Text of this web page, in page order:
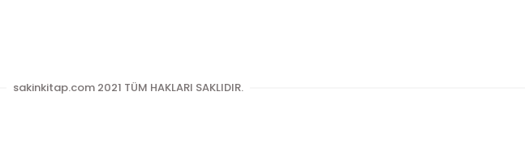
sakinkitap.com 2021 TÜM HAKLARI SAKLIDIR.